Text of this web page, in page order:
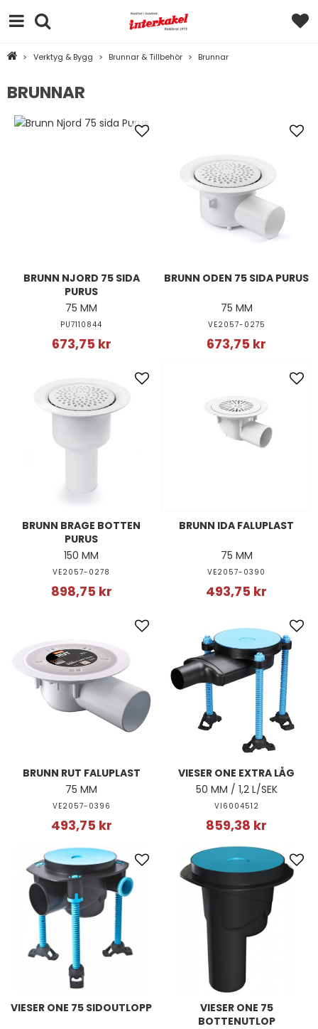
> Verktyg & Bygg > Brunnar & Tillbehör > Brunnar
BRUNNAR
BRUNN NJORD 75 SIDA
PURUS
75 MM
PU7110844
673,75 kr
BRUNN ODEN 75 SIDA PURUS
75 MM
VE2057-0275
673,75 kr
BRUNN BRAGE BOTTEN
PURUS
150 MM
VE2057-0278
898,75 kr
BRUNN IDA FALUPLAST
75 MM
VE2057-0390
493,75 kr
BRUNN RUT FALUPLAST
75 MM
VE2057-0396
493,75 kr
VIESER ONE EXTRA LÅG
50 MM / 1,2 L/SEK
VI6004512
859,38 kr
VIESER ONE 75 SIDOUTLOPP
VIESER ONE 75
BOTTENUTLOP